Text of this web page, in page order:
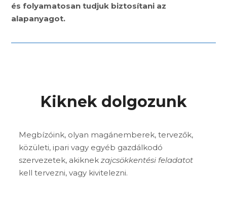
és folyamatosan tudjuk biztosítani az
alapanyagot.
Kiknek dolgozunk
Megbízóink, olyan magánemberek, tervezők,
közületi, ipari vagy egyéb gazdálkodó
szervezetek, akiknekzajcsökkentési feladatot
kell tervezni, vagy kivitelezni.